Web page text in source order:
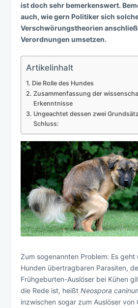
ist doch sehr bemerkenswert.
auch, wie gern Politiker sich
Verschwörungstheorien
Verordnungen umsetzen.
Artikelinhalt
Die Rolle des Hundes
Zusammenfassung der
Erkenntnisse
Ungeachtet dessen zwei
Schluss:
Zum sogenannten Problem: Es
Hunden übertragbaren Parasiten,
Frühgeburten-Auslöser bei Kühen
die Rede ist, heißtNeospora
inzwischen sogar zum Auslöser von